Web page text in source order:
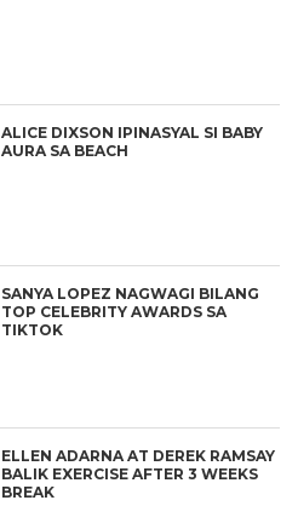
ALICE DIXSON IPINASYAL SI BABY
AURA SA BEACH
SANYA LOPEZ NAGWAGI BILANG
TOP CELEBRITY AWARDS SA
TIKTOK
ELLEN ADARNA AT DEREK RAMSAY
BALIK EXERCISE AFTER 3 WEEKS
BREAK